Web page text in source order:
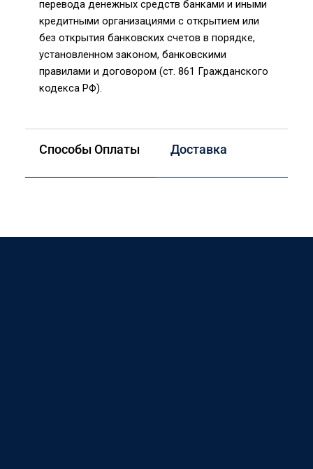
перевода денежных средств банками и иными
кредитными организациями с открытием или
без открытия банковских счетов в порядке,
установленном законом, банковскими
правилами и договором (ст. 861 Гражданского
кодекса РФ).
Способы Оплаты Доставка